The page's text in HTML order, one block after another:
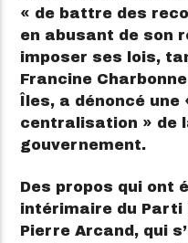
« de battre des
en abusant de son
imposer ses lois,
Francine
Îles, a dénoncé
centralisation » de
gouvernement.
Des propos qui ont
intérimaire du Parti
Pierre Arcand, qui